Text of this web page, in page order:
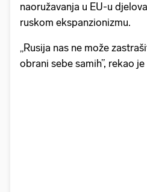
naoružavanja u EU-u
ruskom ekspanzionizmu.
„Rusija nas ne može
obrani sebe samih”, rekao